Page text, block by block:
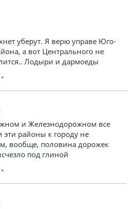
уберут. Я верю управе Юго-
а вот Центрального не
Лодыри и дармоеды
и Железнодорожном все
эти районы к городу не
вообще, половина дорожек
под глиной